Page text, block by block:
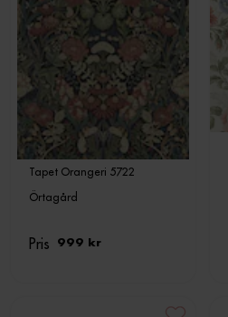
Tapet Orangeri 5722
Örtagård
Pris 999 kr